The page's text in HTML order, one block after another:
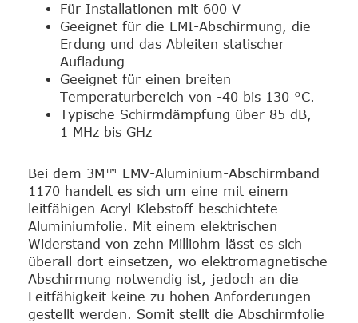
Für Installationen mit 600 V
Geeignet für die EMI-Abschirmung, die
Erdung und das Ableiten statischer
Aufladung
Geeignet für einen breiten
Temperaturbereich von -40 bis 130 °C.
Typische Schirmdämpfung über 85 dB,
1 MHz bis GHz
Bei dem 3M™ EMV-Aluminium-Abschirmband
1170 handelt es sich um eine mit einem
leitfähigen Acryl-Klebstoff beschichtete
Aluminiumfolie. Mit einem elektrischen
Widerstand von zehn Milliohm lässt es sich
überall dort einsetzen, wo elektromagnetische
Abschirmung notwendig ist, jedoch an die
Leitfähigkeit keine zu hohen Anforderungen
gestellt werden. Somit stellt die Abschirmfolie